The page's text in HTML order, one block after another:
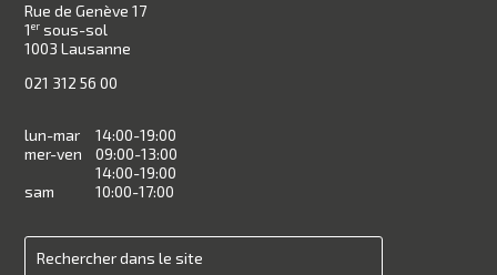
Rue de Genève 17
1er sous-sol
1003 Lausanne
021 312 56 00
lun-mar
14:00-19:00
mer-ven
09:00-13:00
14:00-19:00
sam
10:00-17:00